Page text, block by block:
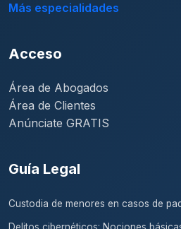
Más especialidades
Acceso
Área de Abogados
Área de Clientes
Anúnciate GRATIS
Guía Legal
Custodia de menores en casos de